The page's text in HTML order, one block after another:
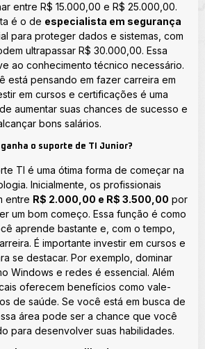
entre R$ 15.000,00 e R$ 25.000,00.
é o de especialista em segurança
para proteger dados e sistemas, com
ultrapassar R$ 30.000,00. Essa
ao conhecimento técnico necessário.
está pensando em fazer carreira em
em cursos e certificações é uma
aumentar suas chances de sucesso e
bons salários.
o suporte de TI Junior?
TI é uma ótima forma de começar na
Inicialmente, os profissionais
entre R$ 2.000,00 e R$ 3.500,00 por
um bom começo. Essa função é como
aprende bastante e, com o tempo,
É importante investir em cursos e
se destacar. Por exemplo, dominar
Windows e redes é essencial. Além
oferecem benefícios como vale-
de saúde. Se você está em busca de
área pode ser a chance que você
para desenvolver suas habilidades.